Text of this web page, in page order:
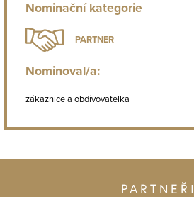
Nominační kategorie
PARTNER
Nominoval/a:
zákaznice a obdivovatelka
PARTNEŘI